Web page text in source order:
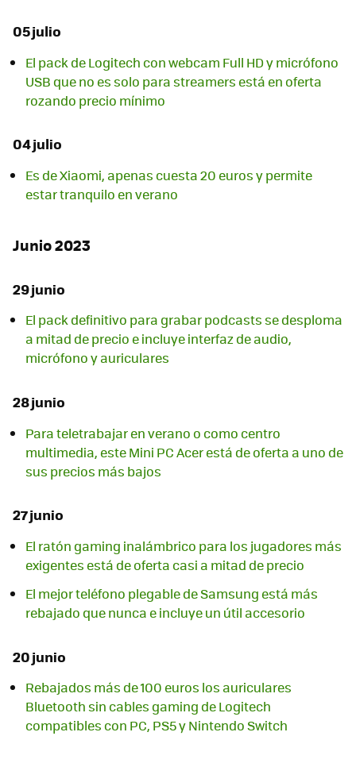
05 julio
El pack de Logitech con webcam Full HD y micrófono
USB que no es solo para streamers está en oferta
rozando precio mínimo
04 julio
Es de Xiaomi, apenas cuesta 20 euros y permite
estar tranquilo en verano
Junio 2023
29 junio
El pack definitivo para grabar podcasts se desploma
a mitad de precio e incluye interfaz de audio,
micrófono y auriculares
28 junio
Para teletrabajar en verano o como centro
multimedia, este Mini PC Acer está de oferta a uno de
sus precios más bajos
27 junio
El ratón gaming inalámbrico para los jugadores más
exigentes está de oferta casi a mitad de precio
El mejor teléfono plegable de Samsung está más
rebajado que nunca e incluye un útil accesorio
20 junio
Rebajados más de 100 euros los auriculares
Bluetooth sin cables gaming de Logitech
compatibles con PC, PS5 y Nintendo Switch